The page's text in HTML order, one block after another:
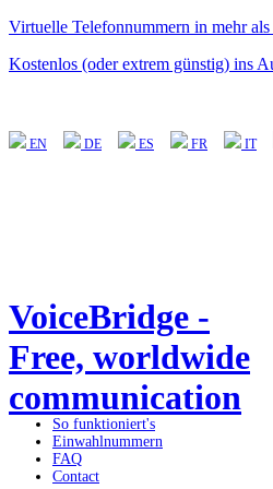
Virtuelle Telefonnummern in mehr
Kostenlos (oder extrem günstig) ins
EN DE ES FR IT
VoiceBridge -
Free, worldwide
communication
So funktioniert's
Einwahlnummern
FAQ
Contact